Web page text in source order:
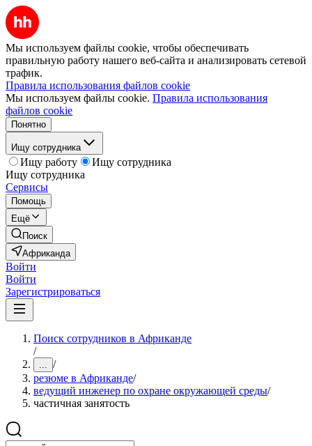
Мы используем файлы cookie, чтобы обеспечивать
правильную работу нашего веб-сайта и анализировать сетевой
трафик.
Правила использования файлов cookie
Мы используем файлы cookie. Правила использования
файлов cookie
Понятно
Ищу сотрудника
Ищу работу
Ищу сотрудника
Ищу сотрудника
Сервисы
Помощь
Ещё
Поиск
Африканда
Войти
Войти
Зарегистрироваться
Поиск сотрудников в Африканде
/
... /
резюме в Африканде/
ведущий инженер по охране окружающей среды/
частичная занятость